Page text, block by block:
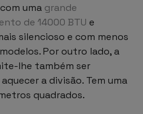
uma grande
de 14000 BTU e
silencioso e com menos
Por outro lado, a
lhe também ser
a divisão. Tem uma
quadrados.